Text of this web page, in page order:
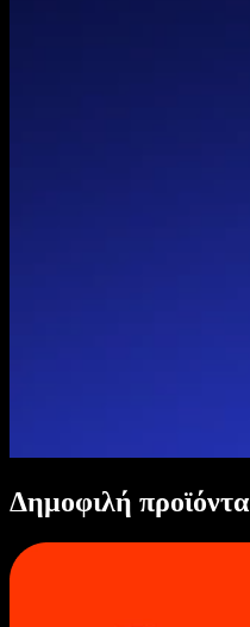
Δημοφιλή προϊόντα